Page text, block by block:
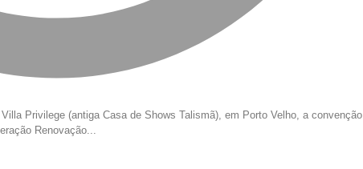
Privilege (antiga Casa de Shows Talismã), em Porto Velho, a convenção
Renovação...